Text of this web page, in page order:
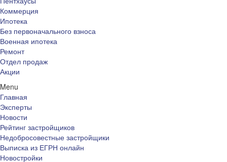
Коммерция
Ипотека
Без первоначального взноса
Военная ипотека
Ремонт
Отдел продаж
Акции
Menu
Главная
Эксперты
Новости
Рейтинг застройщиков
Недобросовестные застройщики
Выписка из ЕГРН онлайн
Новостройки